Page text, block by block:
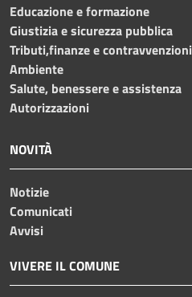
Educazione e formazione
Giustizia e sicurezza pubblica
Tributi,finanze e contravvenzioni
Ambiente
Salute, benessere e assistenza
Autorizzazioni
NOVITÀ
Notizie
Comunicati
Avvisi
VIVERE IL COMUNE